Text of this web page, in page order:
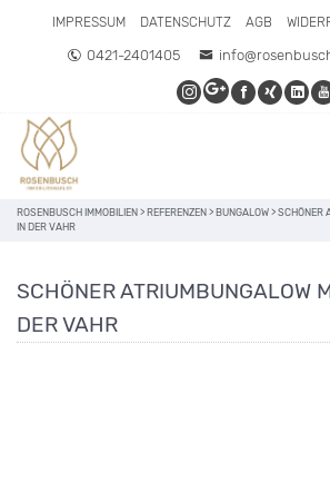
IMPRESSUM DATENSCHUTZ AGB
0421-2401405
ROSENBUSCH IMMOBILIEN > REFERENZEN > BUNGALOW > SCHÖNER
IN DER VAHR
SCHÖNER ATRIUMBUNGALOW
DER VAHR